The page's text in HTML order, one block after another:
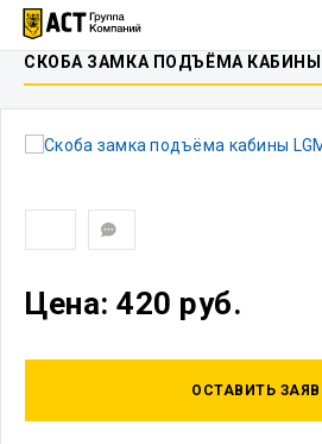
СКОБА ЗАМКА ПОДЪЁМА КАБИНЫ
Цена: 420 руб.
ОСТАВИТЬ